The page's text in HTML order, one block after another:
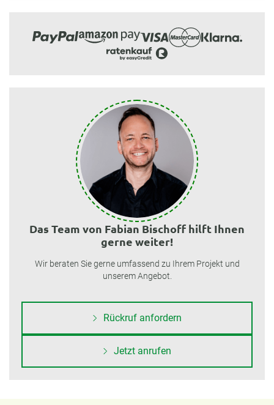
Das Team von Fabian Bischoff hilft Ihnen
gerne weiter!
Wir beraten Sie gerne umfassend zu Ihrem Projekt und
unserem Angebot.
Rückruf anfordern
Jetzt anrufen